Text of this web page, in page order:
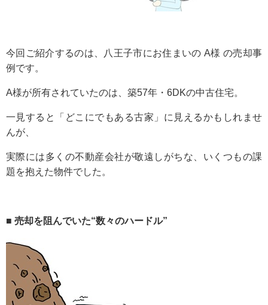
今回ご紹介するのは、八王子市にお住まいの A様 の売却事
例です。
A様が所有されていたのは、築57年・6DKの中古住宅。
一見すると「どこにでもある古家」に見えるかもしれませ
んが、
実際には多くの不動産会社が敬遠しがちな、いくつもの課
題を抱えた物件でした。
■ 売却を阻んでいた“数々のハードル”